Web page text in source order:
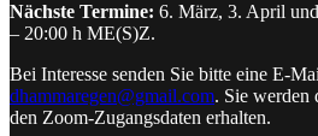
Nächste Termine: 6. März, 3. April
– 20:00 h ME(S)Z.
Bei Interesse senden Sie bitte eine E-
dhammaregen@gmail.com. Sie werden
den Zoom-Zugangsdaten erhalten.